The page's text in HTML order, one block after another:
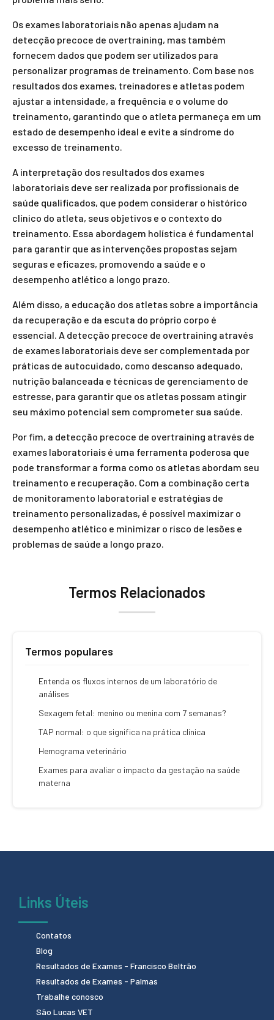
Os exames laboratoriais não apenas ajudam na
detecção precoce de overtraining, mas também
fornecem dados que podem ser utilizados para
personalizar programas de treinamento. Com base nos
resultados dos exames, treinadores e atletas podem
ajustar a intensidade, a frequência e o volume do
treinamento, garantindo que o atleta permaneça em um
estado de desempenho ideal e evite a síndrome do
excesso de treinamento.
A interpretação dos resultados dos exames
laboratoriais deve ser realizada por profissionais de
saúde qualificados, que podem considerar o histórico
clínico do atleta, seus objetivos e o contexto do
treinamento. Essa abordagem holística é fundamental
para garantir que as intervenções propostas sejam
seguras e eficazes, promovendo a saúde e o
desempenho atlético a longo prazo.
Além disso, a educação dos atletas sobre a importância
da recuperação e da escuta do próprio corpo é
essencial. A detecção precoce de overtraining através
de exames laboratoriais deve ser complementada por
práticas de autocuidado, como descanso adequado,
nutrição balanceada e técnicas de gerenciamento de
estresse, para garantir que os atletas possam atingir
seu máximo potencial sem comprometer sua saúde.
Por fim, a detecção precoce de overtraining através de
exames laboratoriais é uma ferramenta poderosa que
pode transformar a forma como os atletas abordam seu
treinamento e recuperação. Com a combinação certa
de monitoramento laboratorial e estratégias de
treinamento personalizadas, é possível maximizar o
desempenho atlético e minimizar o risco de lesões e
problemas de saúde a longo prazo.
Termos Relacionados
Termos populares
Entenda os fluxos internos de um laboratório de
análises
Sexagem fetal: menino ou menina com 7 semanas?
TAP normal: o que significa na prática clínica
Hemograma veterinário
Exames para avaliar o impacto da gestação na saúde
materna
Links Úteis
Contatos
Blog
Resultados de Exames - Francisco Beltrão
Resultados de Exames - Palmas
Trabalhe conosco
São Lucas VET